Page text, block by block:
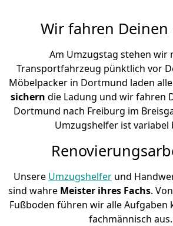
Wir fahren Deinen
Am Umzugstag stehen wir
Transportfahrzeug pünktlich vor
Möbelpacker in Dortmund laden
sichern die Ladung und wir fahren
Dortmund nach Freiburg im
Umzugshelfer ist variabel
Unsere Umzugshelfer und
sind wahre Meister ihres Fachs.
Fußboden führen wir alle Aufgaben
fachmännisch aus.